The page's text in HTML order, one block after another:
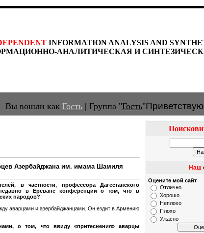
INFORMATION ANALYSIS AND
АНАЛИТИЧЕСКАЯ И
Вы вошли как Гость| Группа"Гость"
Азербайджана им. имама Шамиля
в частности, профессора Дагестанского
недавно в Ереване конференции о том, что в
народов?
аварцами и азербайджанцами. Он ездит в Армению
о том, что ввиду «притеснения» аварцы
Наш
Оцените мой сайт
Отлично
Хорошо
Неплохо
Плохо
Ужасно